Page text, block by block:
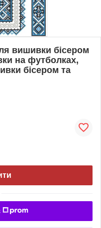
вишивки бісером
на футболках,
бісером та